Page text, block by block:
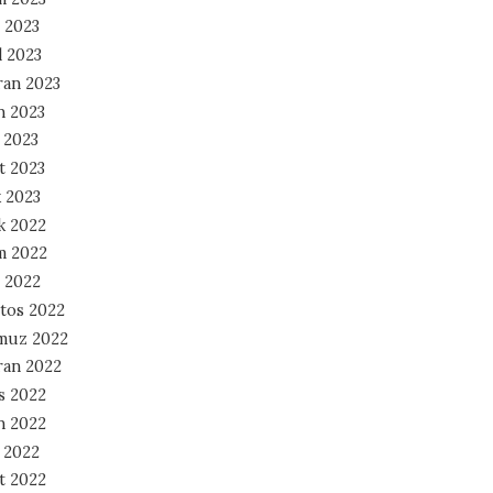
2023
2023
2023
2023
2022
2022
2022
2022
2022
2022
2022
2022